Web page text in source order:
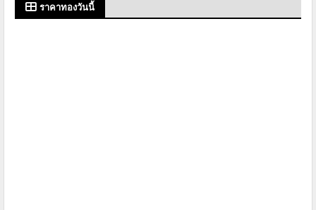
ราคาทองวันนี้